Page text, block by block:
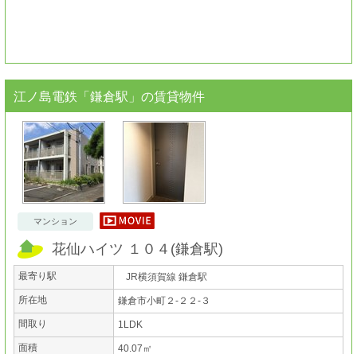
江ノ島電鉄「鎌倉駅」 の賃貸物件
マンション
花仙ハイツ １０４ (鎌倉駅)
最寄り駅 JR横須賀線 鎌倉駅
所在地 鎌倉市小町２-２２-３
間取り 1LDK
面積 40.07㎡